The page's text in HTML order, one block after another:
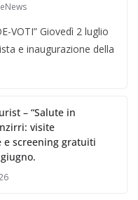
VOTI” Giovedì 2 luglio
e inaugurazione della
– “Salute in
visite
e screening gratuiti